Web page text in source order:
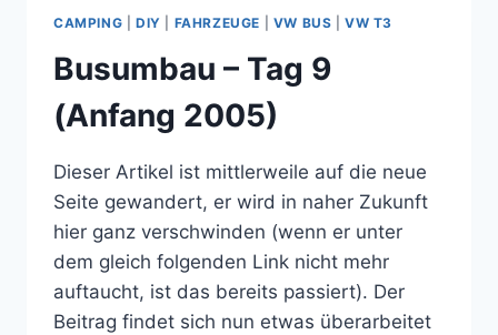
2005)
CAMPING DIY FAHRZEUGE VW BUS |VW T3
Busumbau – Tag 9
(Anfang 2005)
Dieser Artikel ist mittlerweile auf die neue
Seite gewandert, er wird in naher Zukunft
hier ganz verschwinden (wenn er unter
dem gleich folgenden Link nicht mehr
auftaucht, ist das bereits passiert). Der
Beitrag findet sich nun etwas überarbeitet